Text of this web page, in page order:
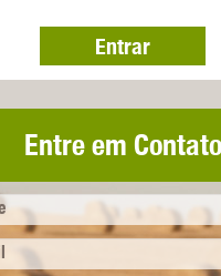
Entrar
Entre em Contato